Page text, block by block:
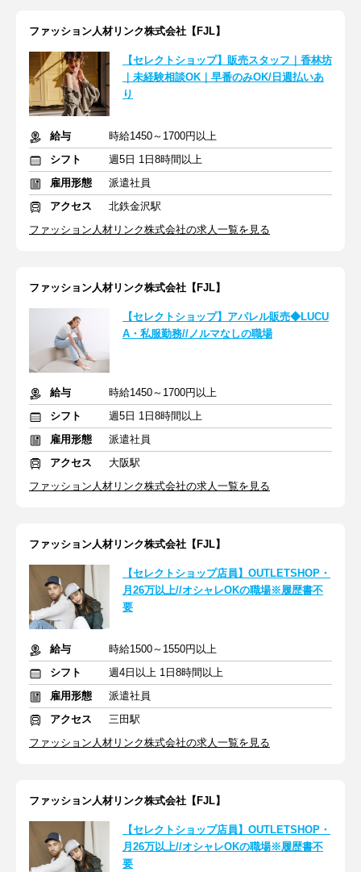
ファッション人材リンク株式会社【FJL】
【セレクトショップ】販売スタッフ｜香林坊
｜未経験相談OK｜早番のみOK/日週払いあ
り
給与
時給1450～1700円以上
シフト
週5日 1日8時間以上
雇用形態
派遣社員
アクセス
北鉄金沢駅
ファッション人材リンク株式会社の求人一覧を見る
ファッション人材リンク株式会社【FJL】
【セレクトショップ】アパレル販売◆LUCU
A・私服勤務//ノルマなしの職場
給与
時給1450～1700円以上
シフト
週5日 1日8時間以上
雇用形態
派遣社員
アクセス
大阪駅
ファッション人材リンク株式会社の求人一覧を見る
ファッション人材リンク株式会社【FJL】
【セレクトショップ店員】OUTLETSHOP・
月26万以上//オシャレOKの職場※履歴書不
要
給与
時給1500～1550円以上
シフト
週4日以上 1日8時間以上
雇用形態
派遣社員
アクセス
三田駅
ファッション人材リンク株式会社の求人一覧を見る
ファッション人材リンク株式会社【FJL】
【セレクトショップ店員】OUTLETSHOP・
月26万以上//オシャレOKの職場※履歴書不
要